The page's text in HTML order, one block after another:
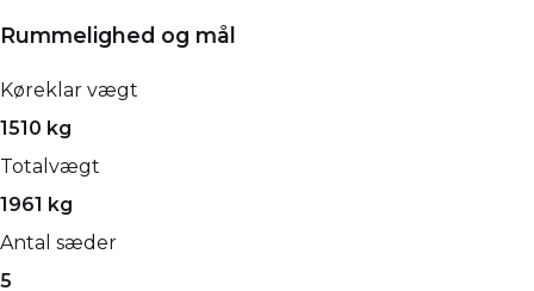
Rummelighed og mål
Køreklar vægt
1510 kg
Totalvægt
1961 kg
Antal sæder
5